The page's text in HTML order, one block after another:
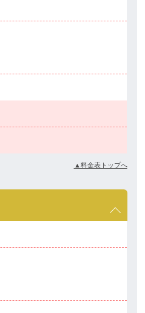
▲料金表トップへ